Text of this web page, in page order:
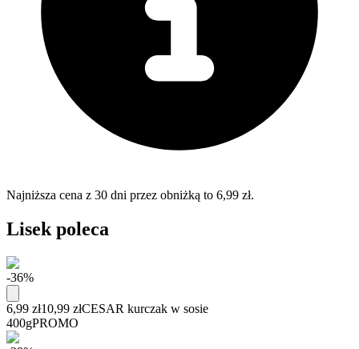
Najniższa cena z 30 dni przez obniżką to 6,99 zł.
Lisek poleca
-36%
6,99 zł10,99 złCESAR kurczak w sosie
400gPROMO